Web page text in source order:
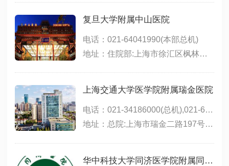
复旦大学附属中山医院
电话：021-64041990(本部总机)
地址：住院部:上海市徐汇区枫林路180号;东院:上海市徐汇区斜土路的1609号;西院:上海市徐汇区医学院路111号;特需门诊、生殖医学中心(15号楼):上海市小木桥路260号
上海交通大学医学院附属瑞金医院
电话：021-34186000(总机),021-64370045(总机),021-64717398(远洋分院),021-67888999(北院)
地址：总院:上海市瑞金二路197号(永嘉路口);北院:嘉定区嘉定新城中心区(马陆镇)希望路999号;远洋分院:上海市徐汇区淮海中路1174号
华中科技大学同济医学院附属同济医院